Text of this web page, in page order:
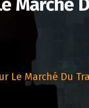
Marché
Le Marché Du